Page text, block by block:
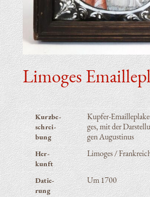
Limo­ges
Kurz­be­
schrei­
bung
Kupfer-
ges, mit der
gen Augustinus
Her­
kunft
Limo­ges /
Datie­
rung
Um 1700